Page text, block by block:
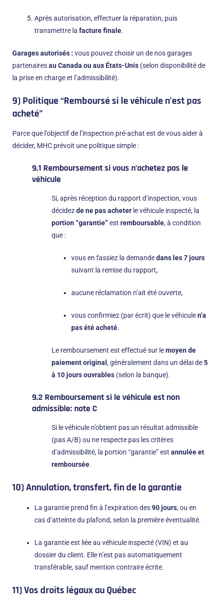
Après autorisation, effectuer la réparation, puis
transmettre la facture finale.
Garages autorisés : vous pouvez choisir un de nos garages
partenairesau Canada ou aux États-Unis (selon disponibilité de
la prise en charge et l’admissibilité).
9) Politique “Remboursé si le véhicule n’est pas
acheté”
Parce que l’objectif de l’inspection pré-achat est de vous aider à
décider, MHC prévoit une politique simple :
9.1 Remboursement si vous n’achetez pas le
véhicule
Si, après réception du rapport d’inspection, vous
décidezde ne pas acheter le véhicule inspecté, la
portion “garantie” est remboursable, à condition
que :
vous en fassiez la demandedans les 7 jours
suivant la remise du rapport,
aucune réclamation n’ait été ouverte,
vous confirmiez (par écrit) que le véhiculen’a
pas été acheté.
Le remboursement est effectué sur lemoyen de
paiement original , généralement dans un délai de5
à 10 jours ouvrables (selon la banque).
9.2 Remboursement si le véhicule est non
admissible: note C
Si le véhicule n’obtient pas un résultat admissible
(pas A/B) ou ne respecte pas les critères
d’admissibilité, la portion “garantie” est annulée et
remboursée.
10) Annulation, transfert, fin de la garantie
La garantie prend fin à l’expiration des90 jours, ou en
cas d’atteinte du plafond, selon la première éventualité.
La garantie est liée au véhicule inspecté (VIN) et au
dossier du client. Elle n’est pas automatiquement
transférable, sauf mention contraire écrite.
11) Vos droits légaux au Québec